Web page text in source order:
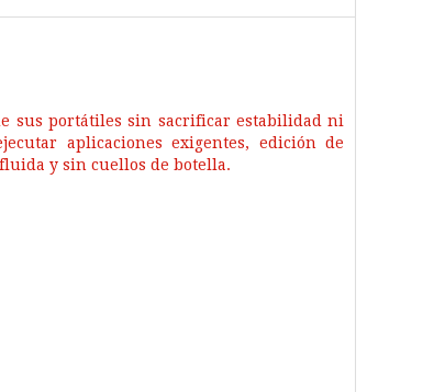
sus portátiles sin sacrificar estabilidad ni
aplicaciones exigentes, edición de
y sin cuellos de botella.